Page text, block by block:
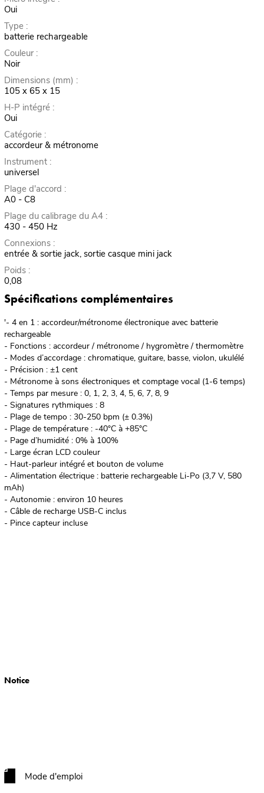
Oui
Type :
batterie rechargeable
Couleur :
Noir
Dimensions (mm) :
105 x 65 x 15
H-P intégré :
Oui
Catégorie :
accordeur & métronome
Instrument :
universel
Plage d'accord :
A0 - C8
Plage du calibrage du A4 :
430 - 450 Hz
Connexions :
entrée & sortie jack, sortie casque mini jack
Poids :
0,08
Spécifications complémentaires
'- 4 en 1 : accordeur/métronome électronique avec batterie
rechargeable
- Fonctions : accordeur / métronome / hygromètre / thermomètre
- Modes d’accordage : chromatique, guitare, basse, violon, ukulélé
- Précision : ±1 cent
- Métronome à sons électroniques et comptage vocal (1-6 temps)
- Temps par mesure : 0, 1, 2, 3, 4, 5, 6, 7, 8, 9
- Signatures rythmiques : 8
- Plage de tempo : 30-250 bpm (± 0.3%)
- Plage de température : -40°C à +85°C
- Page d’humidité : 0% à 100%
- Large écran LCD couleur
- Haut-parleur intégré et bouton de volume
- Alimentation électrique : batterie rechargeable Li-Po (3,7 V, 580
mAh)
- Autonomie : environ 10 heures
- Câble de recharge USB-C inclus
- Pince capteur incluse
Notice
Mode d'emploi